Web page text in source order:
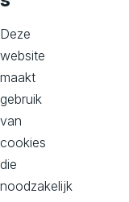
i
g
i
t
a
Deze
website
maakt
gebruik
van
cookies
die
noodzakelijk